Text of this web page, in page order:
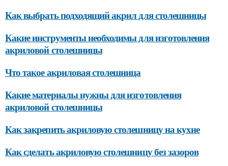
Как выбрать подходящий акрил для столешницы
Какие инструменты необходимы для изготовления
акриловой столешницы
Что такое акриловая столешница
Какие материалы нужны для изготовления
акриловой столешницы
Как закрепить акриловую столешницу на кухне
Как сделать акриловую столешницу без зазоров